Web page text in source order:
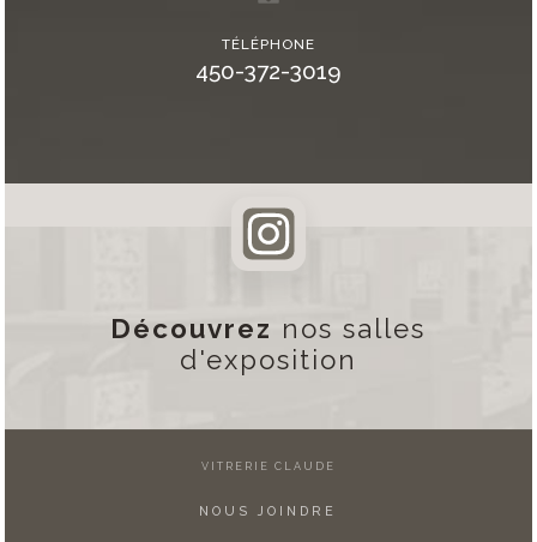
TÉLÉPHONE
450-372-3019
Découvrez nos salles
d'exposition
VITRERIE CLAUDE
NOUS JOINDRE